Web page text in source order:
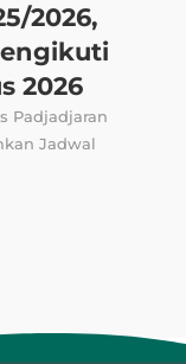
2026,
2026
Padjadjaran
Jadwal